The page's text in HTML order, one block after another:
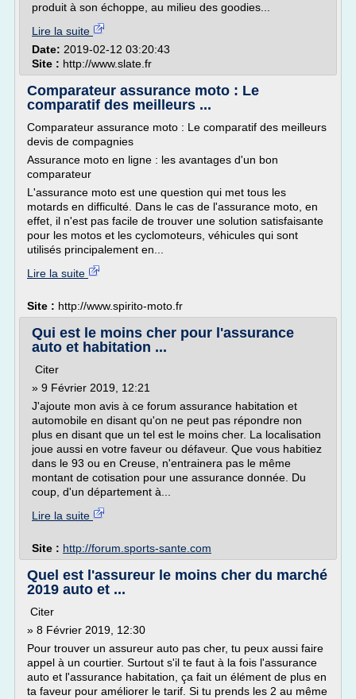
produit à son échoppe, au milieu des goodies...
Lire la suite
Date: 2019-02-12 03:20:43
Site : http://www.slate.fr
Comparateur assurance moto : Le
comparatif des meilleurs ...
Comparateur assurance moto : Le comparatif des meilleurs
devis de compagnies
Assurance moto en ligne : les avantages d'un bon
comparateur
L'assurance moto est une question qui met tous les
motards en difficulté. Dans le cas de l'assurance moto, en
effet, il n'est pas facile de trouver une solution satisfaisante
pour les motos et les cyclomoteurs, véhicules qui sont
utilisés principalement en...
Lire la suite
Site : http://www.spirito-moto.fr
Qui est le moins cher pour l'assurance
auto et habitation ...
Citer
» 9 Février 2019, 12:21
J'ajoute mon avis à ce forum assurance habitation et
automobile en disant qu'on ne peut pas répondre non
plus en disant que un tel est le moins cher. La localisation
joue aussi en votre faveur ou défaveur. Que vous habitiez
dans le 93 ou en Creuse, n'entrainera pas le même
montant de cotisation pour une assurance donnée. Du
coup, d'un département à...
Lire la suite
Site : http://forum.sports-sante.com
Quel est l'assureur le moins cher du marché
2019 auto et ...
Citer
» 8 Février 2019, 12:30
Pour trouver un assureur auto pas cher, tu peux aussi faire
appel à un courtier. Surtout s'il te faut à la fois l'assurance
auto et l'assurance habitation, ça fait un élément de plus en
ta faveur pour améliorer le tarif. Si tu prends les 2 au même